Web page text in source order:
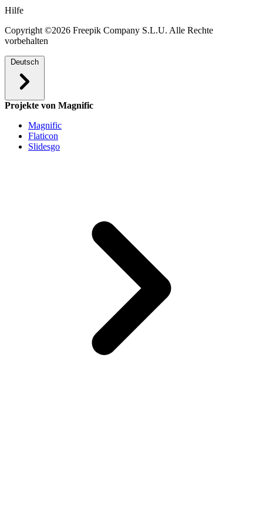
Hilfe
Copyright ©2026 Freepik Company S.L.U. Alle Rechte
vorbehalten
Deutsch
Projekte von Magnific
Magnific
Flaticon
Slidesgo